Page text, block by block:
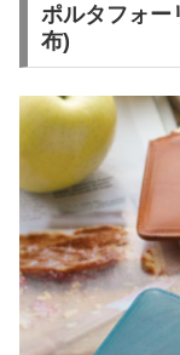
ポルタフォー
布)